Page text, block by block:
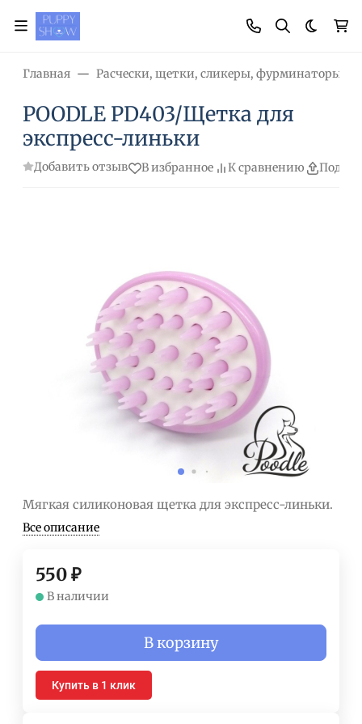
Главная Расчески, щетки, сликеры, фурминаторы,
POODLE PD403/Щетка для
экспресс-линьки
Добавить отзыв В избранное К сравнению
Мягкая силиконовая щетка для экспресс-линьки.
Все описание
550₽
В наличии
В корзину
Купить в 1 клик